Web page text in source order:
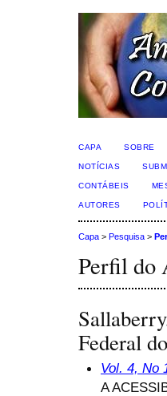
CAPA SOBRE
NOTÍCIAS
CONTÁBEIS
AUTORES
Capa > Pesquisa >
Perfil do
Federal
Vol. 4, No
A